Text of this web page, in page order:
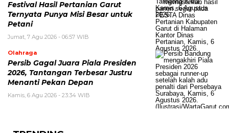
Festival Hasil Pertanian Garut
Ternyata Punya Misi Besar untuk
Petani
Jumat, 7 Agu 2026 - 06:57 WIB
Olahraga
Persib Gagal Juara Piala Presiden
2026, Tantangan Terbesar Justru
Menanti Pekan Depan
Kamis, 6 Agu 2026 - 23:34 WIB